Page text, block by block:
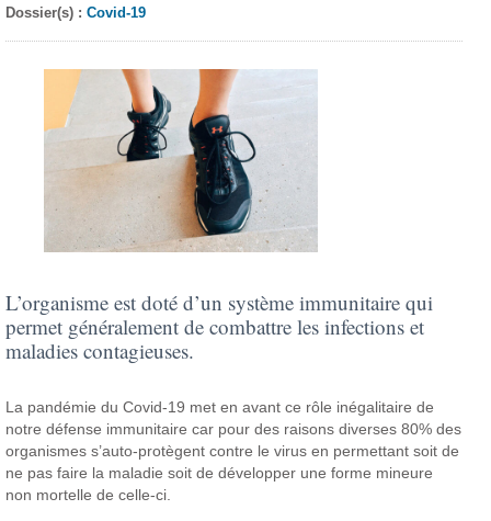
Dossier(s) :Covid-19
L’organisme est doté d’un système immunitaire qui
permet généralement de combattre les infections et
maladies contagieuses.
La pandémie du Covid-19 met en avant ce rôle inégalitaire de
notre défense immunitaire car pour des raisons diverses 80% des
organismes s’auto-protègent contre le virus en permettant soit de
ne pas faire la maladie soit de développer une forme mineure
non mortelle de celle-ci.